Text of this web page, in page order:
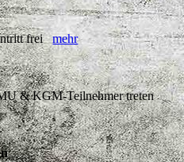
freimehr
& KGM-Teilnehmer treten